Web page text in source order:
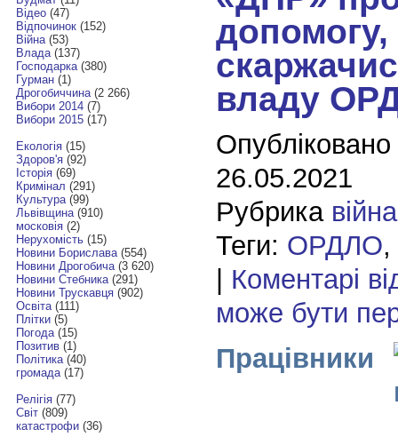
Відео(47)
Відпочинок(152)
Війна(53)
Влада(137)
Господарка(380)
Гурман(1)
Дрогобиччина(2 266)
Вибори 2014(7)
Вибори 2015(17)
Екологія(15)
Здоров'я(92)
Історія(69)
Кримінал (291)
Культура(99)
Львівщина(910)
московія(2)
Нерухомість(15)
Новини Борислава(554)
Новини Дрогобича(3 620)
Новини Стебника(291)
Новини Трускавця(902)
Освіта(111)
Плітки(5)
Погода(15)
Позитив(1)
Політика(40)
громада(17)
Релігія(77)
Світ(809)
катастрофи(36)
допомогу,
владу
26.05.2021
Рубрика війна
Теги: ОРДЛО,
| Коментарі
може бути
Працівники